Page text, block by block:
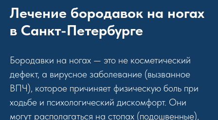
Лечение бородавок на ногах
в Санкт-Петербурге
Бородавки на ногах — это не косметический
дефект, а вирусное заболевание (вызванное
ВПЧ), которое причиняет физическую боль при
ходьбе и психологический дискомфорт. Они
могут располагаться на стопах (подошвенные),